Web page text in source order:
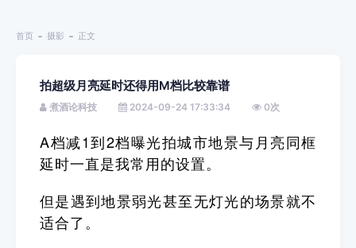
首页 摄影 正文
拍超级月亮延时还得用M档比较靠谱
煮酒论科技 2024-09-24 17:33:34 0次
A档减1到2档曝光拍城市地景与月亮同框
延时一直是我常用的设置。
但是遇到地景弱光甚至无灯光的场景就不
适合了。